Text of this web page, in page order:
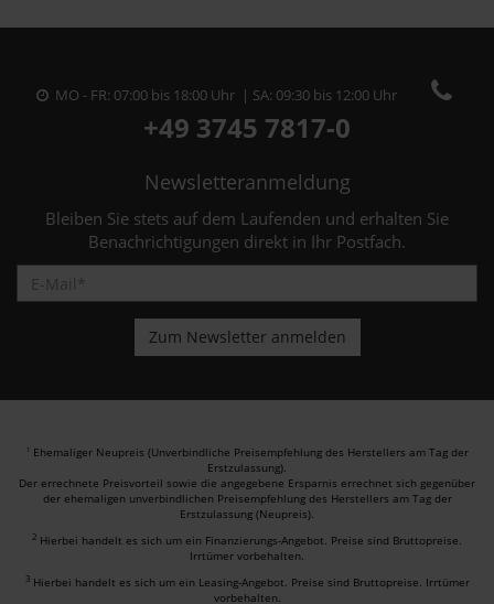
MO - FR: 07:00 bis 18:00 Uhr | SA: 09:30 bis 12:00 Uhr
+49 3745 7817-0
Newsletteranmeldung
Bleiben Sie stets auf dem Laufenden und erhalten Sie
Benachrichtigungen direkt in Ihr Postfach.
1 Ehemaliger Neupreis (Unverbindliche Preisempfehlung des Herstellers am Tag der
Erstzulassung).
Der errechnete Preisvorteil sowie die angegebene Ersparnis errechnet sich gegenüber
der ehemaligen unverbindlichen Preisempfehlung des Herstellers am Tag der
Erstzulassung (Neupreis).
2 Hierbei handelt es sich um ein Finanzierungs-Angebot. Preise sind Bruttopreise.
Irrtümer vorbehalten.
3 Hierbei handelt es sich um ein Leasing-Angebot. Preise sind Bruttopreise. Irrtümer
vorbehalten.